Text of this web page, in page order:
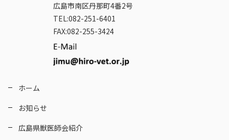
広島市南区丹那町4番2号
TEL:082-251-6401
FAX:082-255-3424
ホーム
お知らせ
広島県獣医師会紹介